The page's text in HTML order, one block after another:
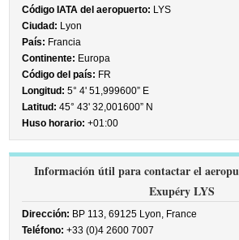
Código IATA del aeropuerto: LYS
Ciudad: Lyon
País: Francia
Continente: Europa
Código del país: FR
Longitud: 5° 4' 51,999600” E
Latitud: 45° 43' 32,001600” N
Huso horario: +01:00
Información útil para contactar el
Exupéry LYS
Dirección: BP 113, 69125 Lyon, France
Teléfono: +33 (0)4 2600 7007